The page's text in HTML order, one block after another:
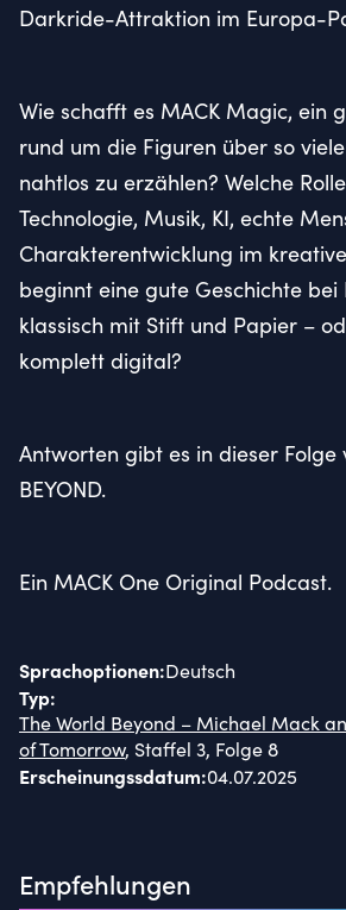
Darkride-Attraktion im Europa-
Wie schafft es MACK Magic, ein
rund um die Figuren über so
nahtlos zu erzählen? Welche
Technologie, Musik, KI, echte
Charakterentwicklung im
beginnt eine gute Geschichte bei
klassisch mit Stift und Papier –
komplett digital?
Antworten gibt es in dieser Folge
BEYOND.
Ein MACK One Original Podcast.
Sprachoptionen:Deutsch
Typ:
The World Beyond – Michael Mack
of Tomorrow, Staffel 3, Folge 8
Erscheinungssdatum:04.07.2025
Empfehlungen